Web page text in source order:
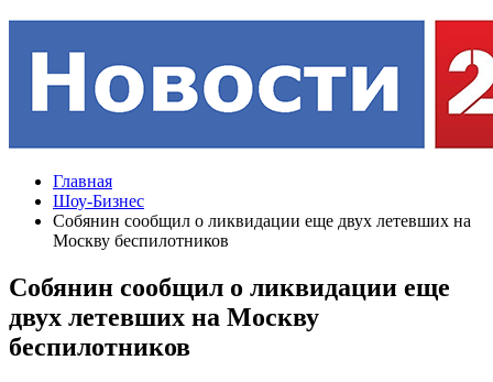
Главная
Шоу-Бизнес
Собянин сообщил о ликвидации еще двух летевших на
Москву беспилотников
Собянин сообщил о ликвидации еще
двух летевших на Москву
беспилотников